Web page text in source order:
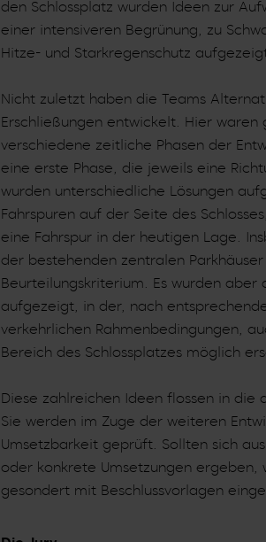
den Schlossplatz wurden Ideen zur
einer intensiveren Begrünung, zu
Hitze- und Starkregenschutz
Nicht zuletzt haben die Teams
Erschließungen entwickelt. Hier waren
verschiedene zeitliche Phasen der
eine erste Phase, die jeweils eine
wurden unterschiedliche Lösungen
Fahrspuren auf der Seite des
eine Fahrspur in der heutigen Lage.
der bestehenden zentralen
Beurteilungskriterium. Es wurden aber
aufgezeigt, in der, nach
verkehrlichen Rahmenbedingungen,
Bereich des Schlossplatzes möglich
Diese zahlreichen Ideen flossen in
Sie werden im Zuge der weiteren
Umsetzbarkeit geprüft. Sollten sich
oder konkrete Umsetzungen
gesondert mit Beschlussvorlagen